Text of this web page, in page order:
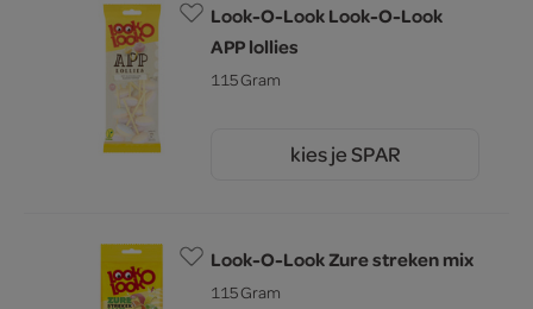
Look-O-Look Look-O-Look
APP lollies
115 Gram
kies je SPAR
Look-O-Look Zure streken mix
115 Gram